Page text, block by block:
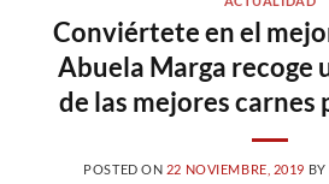
Conviértete en el
Abuela Marga recoge
de las mejores carnes
POSTED ON 22 NOVIEMBRE, 2019 BY